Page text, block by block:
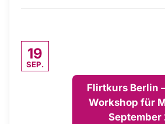
19
SEP.
Flirtkurs Berlin
Workshop für
September